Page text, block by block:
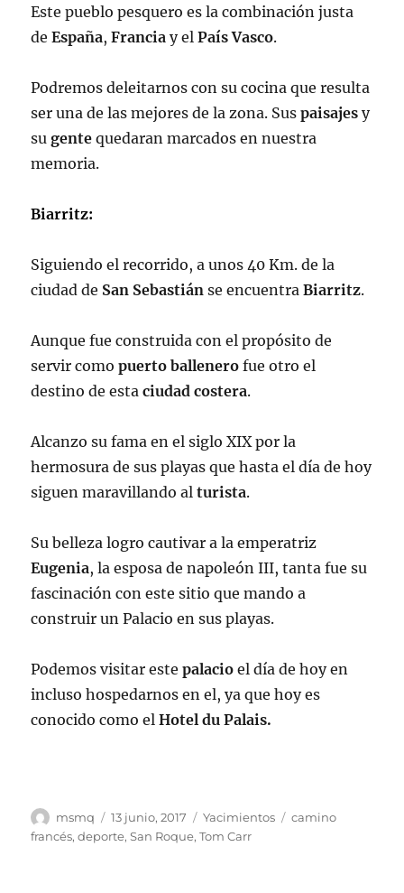
Este pueblo pesquero es la combinación justa
deEspaña,Francia y elPaís Vasco.
Podremos deleitarnos con su cocina que resulta
ser una de las mejores de la zona. Suspaisajes y
sugente quedaran marcados en nuestra
memoria.
Biarritz:
Siguiendo el recorrido, a unos 40 Km. de la
ciudad de San Sebastián se encuentraBiarritz.
Aunque fue construida con el propósito de
servir comopuerto ballenero fue otro el
destino de estaciudad costera.
Alcanzo su fama en el siglo XIX por la
hermosura de sus playas que hasta el día de hoy
siguen maravillando alturista.
Su belleza logro cautivar a la emperatriz
Eugenia, la esposa de napoleón III, tanta fue su
fascinación con este sitio que mando a
construir un Palacio en sus playas.
Podemos visitar estepalacio el día de hoy en
incluso hospedarnos en el, ya que hoy es
conocido como elHotel du Palais.
Autor
msmq
Publicado
el
13 junio, 2017 Categorías
Yacimientos Etiquetas
camino
francés,deporte,San Roque,Tom Carr